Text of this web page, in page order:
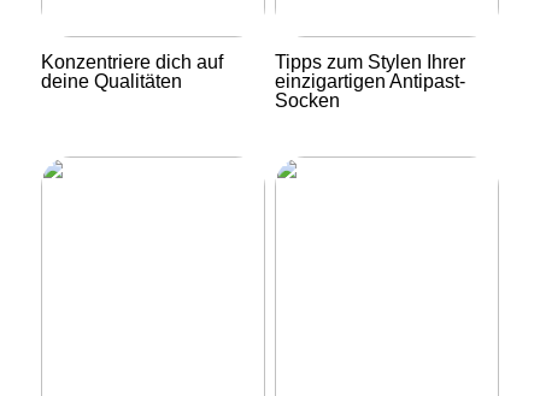
Konzentriere dich auf
deine Qualitäten
Tipps zum Stylen Ihrer
einzigartigen Antipast-
Socken